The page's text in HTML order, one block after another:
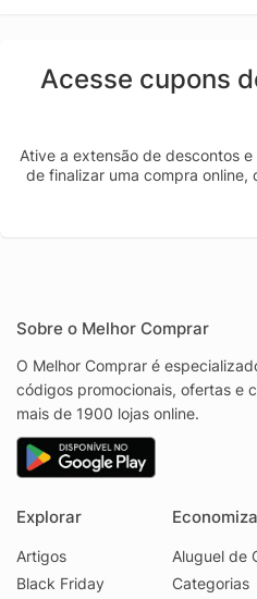
Acesse cupons
Ative a extensão de descontos
de finalizar uma compra online,
Sobre o Melhor Comprar
O Melhor Comprar é
códigos promocionais, ofertas e
mais de 1900 lojas online.
Explorar
Artigos
Black Friday
Aluguel de
Categorias